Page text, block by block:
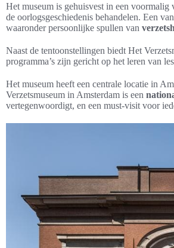
Het museum is gehuisvest in een voormalig
de oorlogsgeschiedenis behandelen. Een
waaronder persoonlijke spullen van
Naast de tentoonstellingen biedt Het
programma’s zijn gericht op het leren van
Het museum heeft een centrale locatie in
Verzetsmuseum in Amsterdam is een
vertegenwoordigt, en een must-visit voor